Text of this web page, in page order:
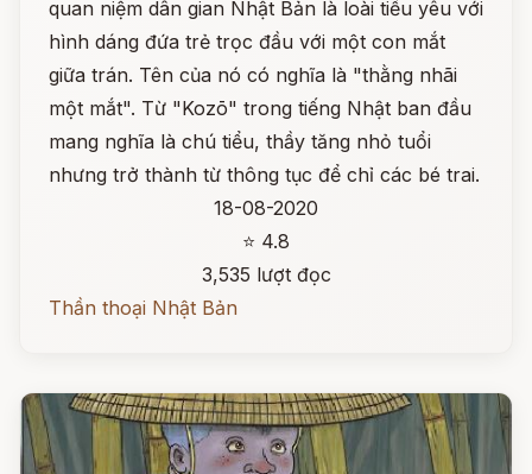
quan niệm dân gian Nhật Bản là loài tiểu yêu với
hình dáng đứa trẻ trọc đầu với một con mắt
giữa trán. Tên của nó có nghĩa là "thằng nhãi
một mắt". Từ "Kozō" trong tiếng Nhật ban đầu
mang nghĩa là chú tiểu, thầy tăng nhỏ tuổi
nhưng trở thành từ thông tục để chỉ các bé trai.
18-08-2020
⭐ 4.8
3,535 lượt đọc
Thần thoại Nhật Bản